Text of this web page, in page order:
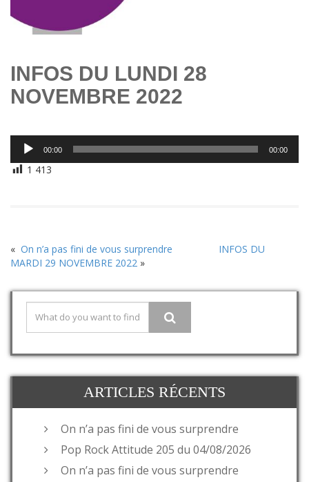
INFOS DU LUNDI 28
NOVEMBRE 2022
Lecteur
audio
00:00 00:00
1 413
« On n’a pas fini de vous surprendre
INFOS DU
MARDI 29 NOVEMBRE 2022 »
ARTICLES RÉCENTS
On n’a pas fini de vous surprendre
Pop Rock Attitude 205 du 04/08/2026
On n’a pas fini de vous surprendre